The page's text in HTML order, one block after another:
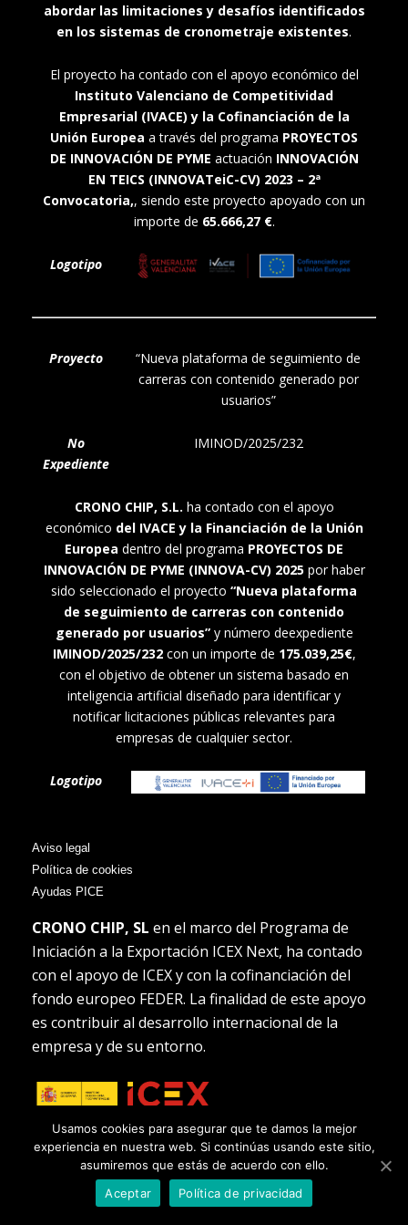
abordar las limitaciones y desafíos identificados
en los sistemas de cronometraje existentes.
El proyecto ha contado con el apoyo económico del
Instituto Valenciano de Competitividad
Empresarial (IVACE) y la Cofinanciación de la
Unión Europea a través del programa PROYECTOS
DE INNOVACIÓN DE PYME actuación INNOVACIÓN
EN TEICS (INNOVATeiC-CV) 2023 – 2ª
Convocatoria,, siendo este proyecto apoyado con un
importe de 65.666,27 €.
Logotipo
Proyecto
“Nueva plataforma de seguimiento de
carreras con contenido generado por
usuarios”
No
Expediente
IMINOD/2025/232
CRONO CHIP, S.L. ha contado con el apoyo
económico del IVACE y la Financiación de la Unión
Europea dentro del programa PROYECTOS DE
INNOVACIÓN DE PYME (INNOVA-CV) 2025por haber
sido seleccionado el proyecto “Nueva plataforma
de seguimiento de carreras con contenido
generado por usuarios”y número deexpediente
IMINOD/2025/232con un importe de 175.039,25€,
con el objetivo de obtener un sistema basado en
inteligencia artificial diseñado para identificar y
notificar licitaciones públicas relevantes para
empresas de cualquier sector.
Logotipo
Aviso legal
Política de cookies
Ayudas PICE
CRONO CHIP, SL en el marco del Programa de
Iniciación a la Exportación ICEX Next, ha contado
con el apoyo de ICEX y con la cofinanciación del
fondo europeo FEDER. La finalidad de este apoyo
es contribuir al desarrollo internacional de la
empresa y de su entorno.
Usamos cookies para asegurar que te damos la mejor
experiencia en nuestra web. Si continúas usando este sitio,
asumiremos que estás de acuerdo con ello.
Aceptar
Política de privacidad